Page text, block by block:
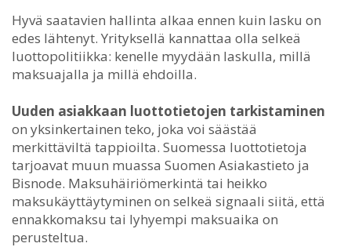
Hyvä saatavien hallinta alkaa ennen kuin lasku on
edes lähtenyt. Yrityksellä kannattaa olla selkeä
luottopolitiikka: kenelle myydään laskulla, millä
maksuajalla ja millä ehdoilla.
Uuden asiakkaan luottotietojen tarkistaminen
on yksinkertainen teko, joka voi säästää
merkittäviltä tappioilta. Suomessa luottotietoja
tarjoavat muun muassa Suomen Asiakastieto ja
Bisnode. Maksuhäiriömerkintä tai heikko
maksukäyttäytyminen on selkeä signaali siitä, että
ennakkomaksu tai lyhyempi maksuaika on
perusteltua.